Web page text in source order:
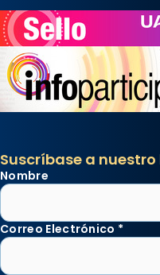
Suscríbase a
Nombre
Correo Electrónico *